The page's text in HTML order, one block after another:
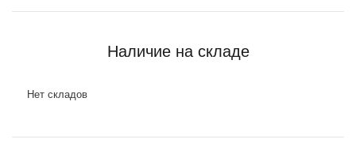
Наличие на складе
Нет складов